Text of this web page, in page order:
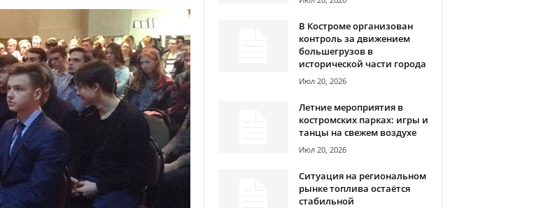
В Костроме организован
контроль за движением
большегрузов в
исторической части города
Июл 20, 2026
Летние мероприятия в
костромских парках: игры и
танцы на свежем воздухе
Июл 20, 2026
Ситуация на региональном
рынке топлива остаётся
стабильной